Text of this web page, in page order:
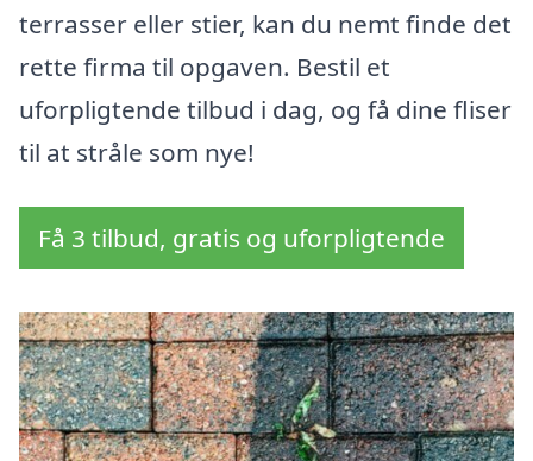
terrasser eller stier, kan du nemt finde det
rette firma til opgaven. Bestil et
uforpligtende tilbud i dag, og få dine fliser
til at stråle som nye!
Få 3 tilbud, gratis og uforpligtende